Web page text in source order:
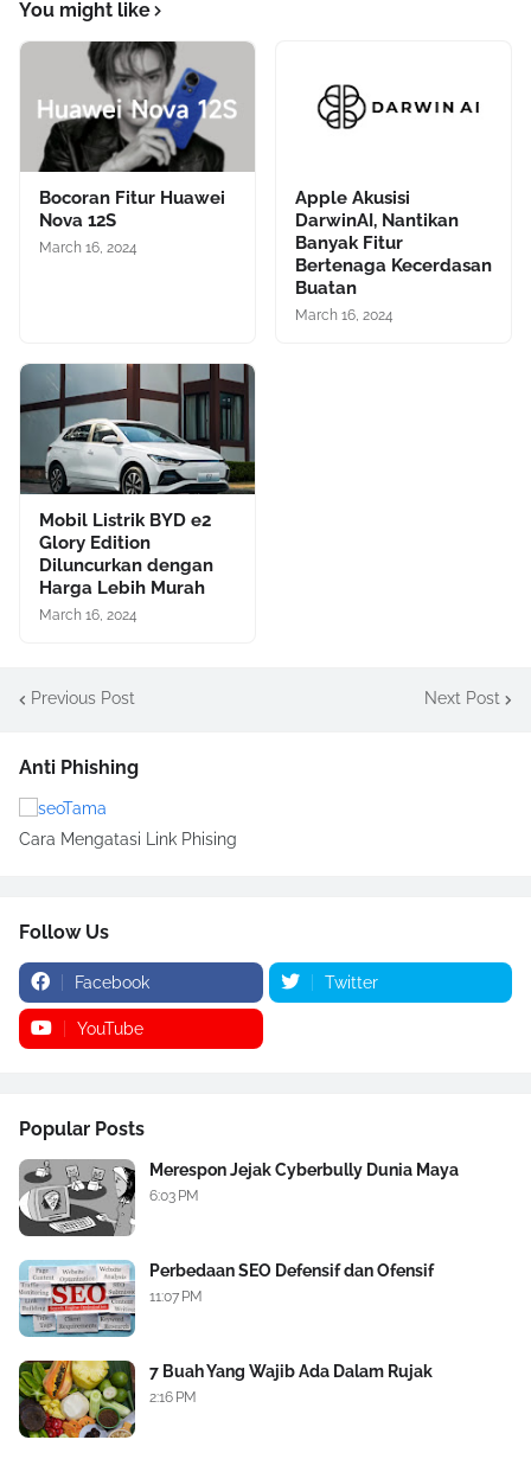
You might like
Bocoran Fitur Huawei
Nova 12S
March 16, 2024
Apple Akusisi
DarwinAI, Nantikan
Banyak Fitur
Bertenaga Kecerdasan
Buatan
March 16, 2024
Mobil Listrik BYD e2
Glory Edition
Diluncurkan dengan
Harga Lebih Murah
March 16, 2024
Previous Post Next Post
Anti Phishing
Cara Mengatasi Link Phising
Follow Us
Facebook Twitter
YouTube
Popular Posts
Merespon Jejak Cyberbully Dunia Maya
6:03 PM
Perbedaan SEO Defensif dan Ofensif
11:07 PM
7 Buah Yang Wajib Ada Dalam Rujak
2:16 PM